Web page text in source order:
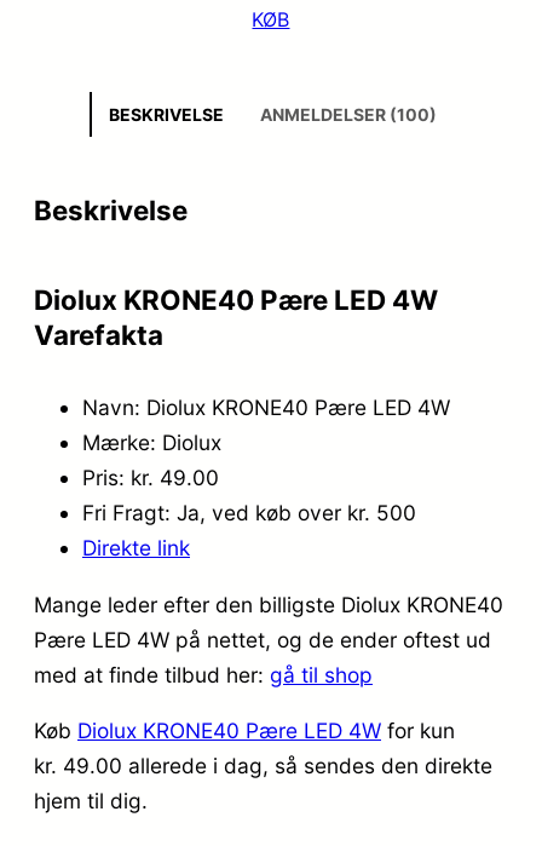
KØB
BESKRIVELSE ANMELDELSER (100)
Beskrivelse
Diolux KRONE40 Pære LED 4W
Varefakta
Navn: Diolux KRONE40 Pære LED 4W
Mærke: Diolux
Pris: kr. 49.00
Fri Fragt: Ja, ved køb over kr. 500
Direkte link
Mange leder efter den billigste Diolux KRONE40
Pære LED 4W på nettet, og de ender oftest ud
med at finde tilbud her: gå til shop
Køb Diolux KRONE40 Pære LED 4W for kun
kr. 49.00 allerede i dag, så sendes den direkte
hjem til dig.